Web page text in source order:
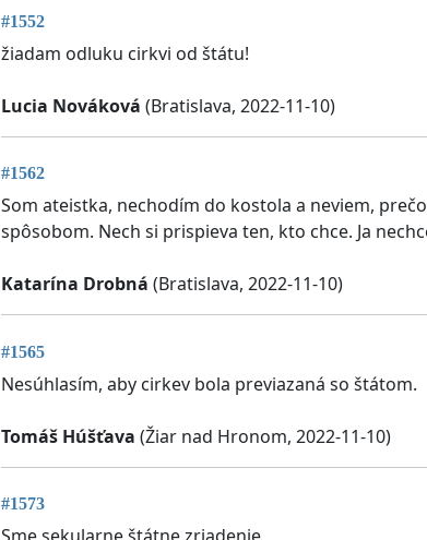
#1552
žiadam odluku cirkvi od štátu!
Lucia Nováková (Bratislava, 2022-11-10)
#1562
Som ateistka, nechodím do kostola a neviem,
spôsobom. Nech si prispieva ten, kto chce. Ja
Katarína Drobná (Bratislava, 2022-11-10)
#1565
Nesúhlasím, aby cirkev bola previazaná so štátom.
Tomáš Húšťava (Žiar nad Hronom, 2022-11-10)
#1573